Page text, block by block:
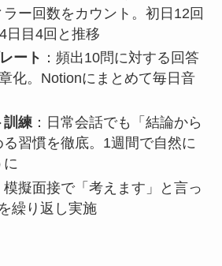
ー回数をカウント。初日12回
目4回と推移
ート ：頻出10問に対する回答
化。Notionにまとめて毎日音
訓練：日常会話でも「結論から
習慣を徹底。1週間で自然に
に
模擬面接で「考えます」と言っ
繰り返し実施